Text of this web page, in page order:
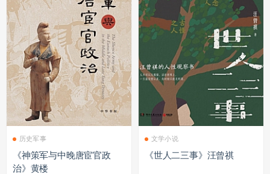
历史军事
《神策军与中晚唐宦官政
治》黄楼
文学小说
《世人二三事》汪曾祺